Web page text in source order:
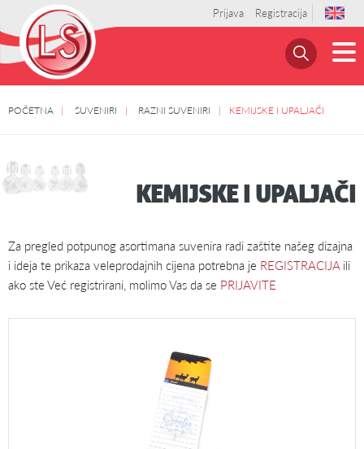
Prijava Registracija
POČETNA SUVENIRI RAZNI SUVENIRI KEMIJSKE I UPALJAČI
KEMIJSKE I UPALJAČI
Za pregled potpunog asortimana suvenira radi zaštite našeg dizajna
i ideja te prikaza veleprodajnih cijena potrebna je REGISTRACIJAili
ako ste Već registrirani, molimo Vas da se PRIJAVITE